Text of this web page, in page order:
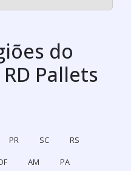
do
Pallets
PR SC
RS
AM PA